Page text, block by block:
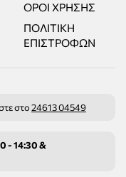
ΌΡΟΙ ΧΡΉΣΗΣ
ΠΟΛΙΤΙΚΉ
ΕΠΙΣΤΡΟΦΏΝ
στο24613 04549
- 14:30 &